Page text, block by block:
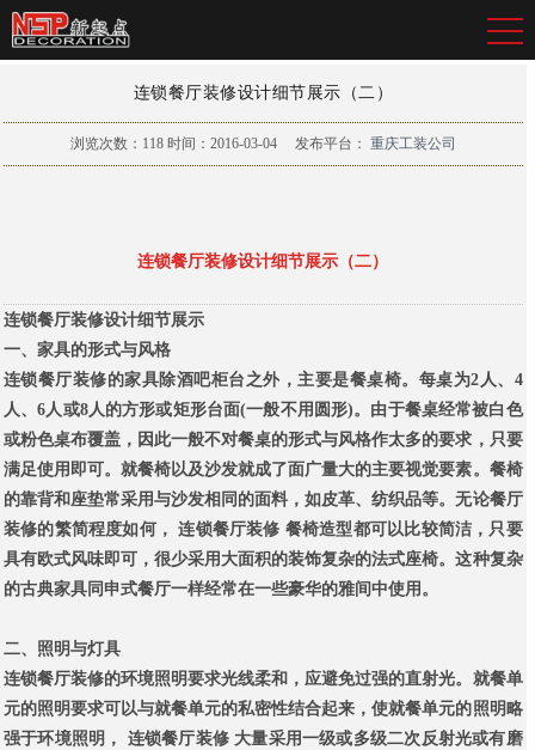
连锁餐厅装修设计细节展示（二）
浏览次数： 118 时间：2016-03-04 发布平台： 重庆工装公司
连锁餐厅装修设计细节展示（二）
连锁餐厅装修设计细节展示
一、家具的形式与风格
连锁餐厅装修的家具除酒吧柜台之外，主要是餐桌椅。每桌为2人、4
人、6人或8人的方形或矩形台面(一般不用圆形)。由于餐桌经常被白色
或粉色桌布覆盖，因此一般不对餐桌的形式与风格作太多的要求，只要
满足使用即可。就餐椅以及沙发就成了面广量大的主要视觉要素。餐椅
的靠背和座垫常采用与沙发相同的面料，如皮革、纺织品等。无论餐厅
装修的繁简程度如何，
连锁餐厅装修 餐椅造型都可以比较简洁，只要
具有欧式风味即可，很少采用大面积的装饰复杂的法式座椅。这种复杂
的古典家具同申式餐厅一样经常在一些豪华的雅间中使用。
二、照明与灯具
连锁餐厅装修的环境照明要求光线柔和，应避免过强的直射光。就餐单
元的照明要求可以与就餐单元的私密性结合起来，使就餐单元的照明略
强于环境照明，
连锁餐厅装修 大量采用一级或多级二次反射光或有磨